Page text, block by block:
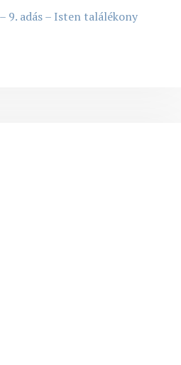
9. adás – Isten találékony